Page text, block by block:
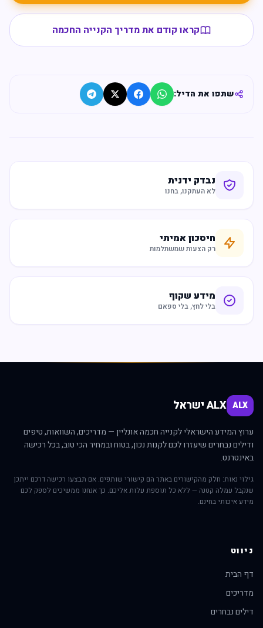
קראו קודם את מדריך הקנייה החכמה
שתפו את הדיל:
נבדק ידנית
לא העתקנו, בחנו
חיסכון אמיתי
רק הצעות שמשתלמות
מידע שקוף
בלי לחץ, בלי ספאם
ALX ALX ישראל
ערוץ המידע הישראלי לקנייה חכמה אונליין — מדריכים, השוואות, טיפים
ודילים נבחרים שיעזרו לכם לקנות נכון, בטוח ובמחיר הכי טוב, בכל רכישה
באינטרנט.
גילוי נאות: חלק מהקישורים באתר הם קישורי שותפים. אם תבצעו רכישה דרכם ייתכן
שנקבל עמלה קטנה — ללא כל תוספת עלות אליכם. כך אנחנו ממשיכים לספק לכם
מידע איכותי בחינם.
ניווט
דף הבית
מדריכים
דילים נבחרים